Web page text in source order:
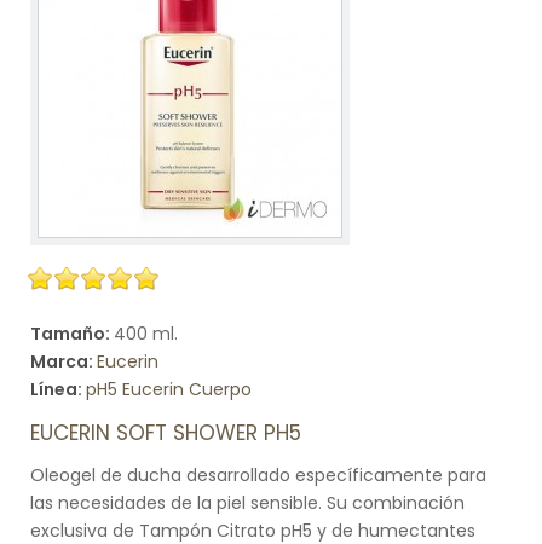
Tamaño: 400 ml.
Marca: Eucerin
Línea: pH5 Eucerin Cuerpo
EUCERIN SOFT SHOWER PH5
Oleogel de ducha desarrollado específicamente para
las necesidades de la piel sensible. Su combinación
exclusiva de Tampón Citrato pH5 y de humectantes